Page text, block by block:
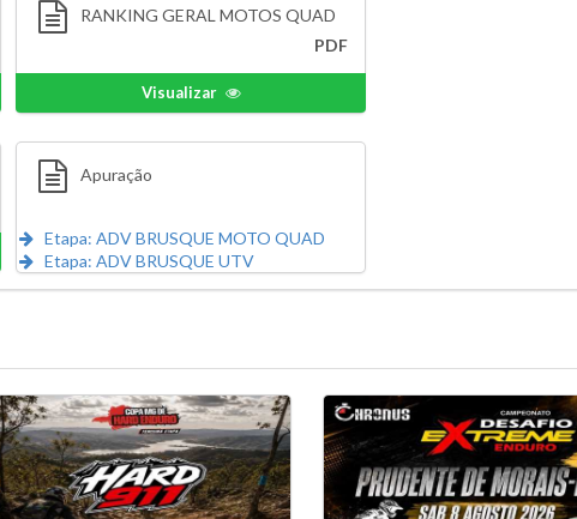
RANKING GERAL MOTOS QUAD
PDF
Visualizar
Apuração
Etapa: ADV BRUSQUE MOTO QUAD
Etapa: ADV BRUSQUE UTV